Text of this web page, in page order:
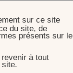
sur ce site
du site, de
présents sur le
à tout
site.